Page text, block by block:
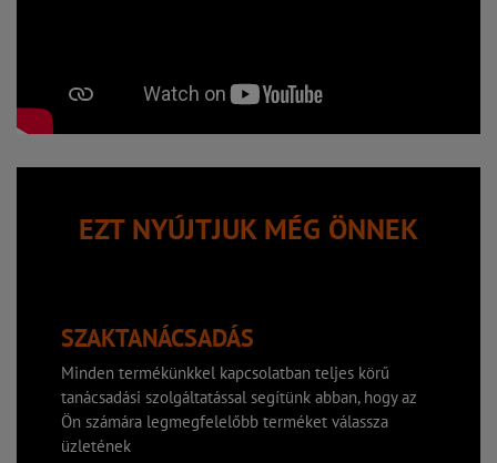
EZT NYÚJTJUK MÉG ÖNNEK
SZAKTANÁCSADÁS
Minden termékünkkel kapcsolatban teljes körű
tanácsadási szolgáltatással segítünk abban, hogy az
Ön számára legmegfelelőbb terméket válassza
üzletének